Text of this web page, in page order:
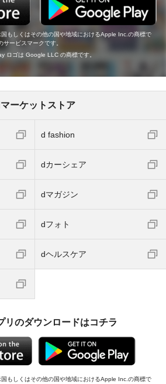
もしくはその他の国や地域におけるApple Inc.の商標で
ービスマークです。
ロゴは Google LLC の商標です。
ーケットストア
d fashion
dカーシェア
dマガジン
dフォト
dヘルスケア
リのダウンロードはコチラ
もしくはその他の国や地域におけるApple Inc.の商標で